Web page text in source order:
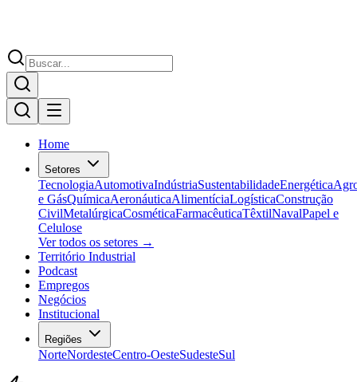
Home
Setores
TecnologiaAutomotivaIndústriaSustentabilidadeEnergética
e GásQuímicaAeronáuticaAlimentíciaLogísticaConstrução
CivilMetalúrgicaCosméticaFarmacêuticaTêxtilNavalPapel e
Celulose
Ver todos os setores →
Território Industrial
Podcast
Empregos
Negócios
Institucional
Regiões
NorteNordesteCentro-OesteSudesteSul